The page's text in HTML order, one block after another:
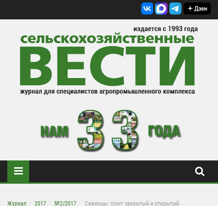
Журнал 2017 №2/2017 Саженцы: грунт закрытый и открытый